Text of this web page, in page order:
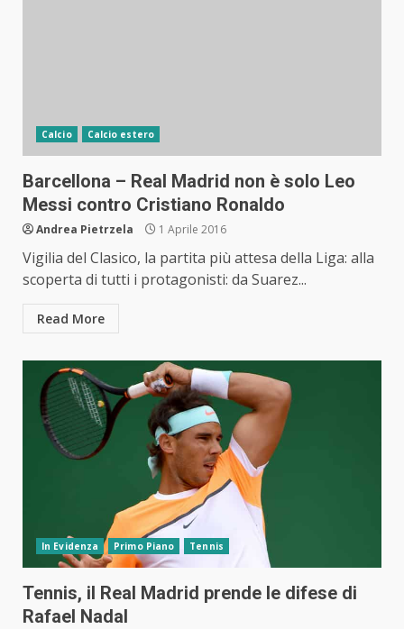
Calcio Calcio estero
Barcellona – Real Madrid non è solo Leo
Messi contro Cristiano Ronaldo
Andrea Pietrzela 1 Aprile 2016
Vigilia del Clasico, la partita più attesa della Liga: alla
scoperta di tutti i protagonisti: da Suarez...
Read More
In Evidenza Primo Piano Tennis
Tennis, il Real Madrid prende le difese di
Rafael Nadal